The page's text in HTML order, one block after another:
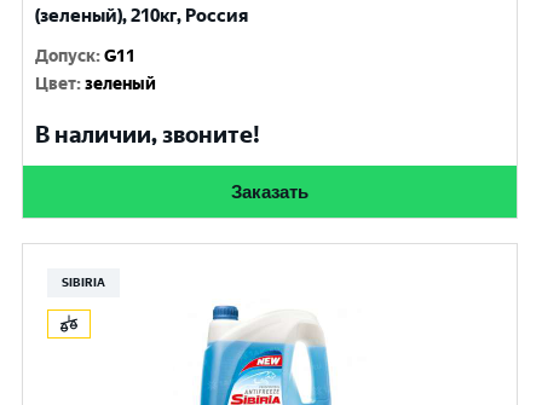
(зеленый), 210кг, Россия
Допуск:G11
Цвет:зеленый
В наличии, звоните!
Заказать
SIBIRIA